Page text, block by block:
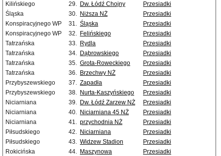
Kilińskiego
29. Dw. Łódź Chojny
Przesiadki
Śląska
30. Niższa NŻ
Przesiadki
Konspiracyjnego WP
31. Śląska
Przesiadki
Konspiracyjnego WP
32. Felińskiego
Przesiadki
Tatrzańska
33. Rydla
Przesiadki
Tatrzańska
34. Dąbrowskiego
Przesiadki
Tatrzańska
35. Grota-Roweckiego
Przesiadki
Tatrzańska
36. Brzechwy NŻ
Przesiadki
Przybyszewskiego
37. Zapadła
Przesiadki
Przybyszewskiego
38. Nurta-Kaszyńskiego
Przesiadki
Niciarniana
39. Dw. Łódź Zarzew NŻ
Przesiadki
Niciarniana
40. Niciarniana 45 NŻ
Przesiadki
Niciarniana
41. przychodnia NŻ
Przesiadki
Piłsudskiego
42. Niciarniana
Przesiadki
Piłsudskiego
43. Widzew Stadion
Przesiadki
Rokicińska
44. Maszynowa
Przesiadki